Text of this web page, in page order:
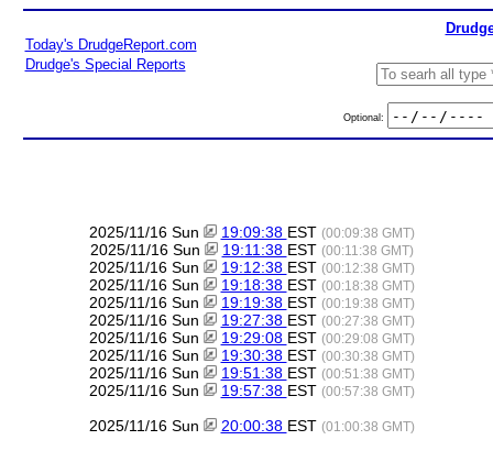
Today's DrudgeReport.com
Drudge's Special Reports
Optional:
2025/11/16 Sun 19:09:38 EST (00:09:38 GMT)
2025/11/16 Sun 19:11:38 EST (00:11:38 GMT)
2025/11/16 Sun 19:12:38 EST (00:12:38 GMT)
2025/11/16 Sun 19:18:38 EST (00:18:38 GMT)
2025/11/16 Sun 19:19:38 EST (00:19:38 GMT)
2025/11/16 Sun 19:27:38 EST (00:27:38 GMT)
2025/11/16 Sun 19:29:08 EST (00:29:08 GMT)
2025/11/16 Sun 19:30:38 EST (00:30:38 GMT)
2025/11/16 Sun 19:51:38 EST (00:51:38 GMT)
2025/11/16 Sun 19:57:38 EST (00:57:38 GMT)
2025/11/16 Sun 20:00:38 EST (01:00:38 GMT)